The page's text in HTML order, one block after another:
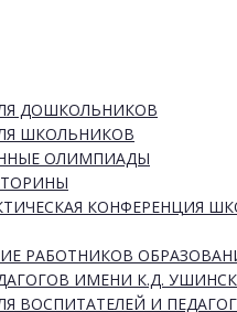
ДОШКОЛЬНИКОВ
ШКОЛЬНИКОВ
ОЛИМПИАДЫ
КОНФЕРЕНЦИЯ
РАБОТНИКОВ
ИМЕНИ К.Д.
ВОСПИТАТЕЛЕЙ И